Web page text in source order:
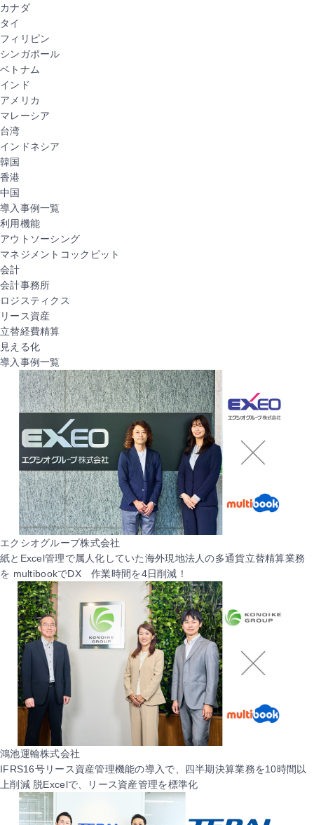
カナダ
タイ
フィリピン
シンガポール
ベトナム
インド
アメリカ
マレーシア
台湾
インドネシア
韓国
香港
中国
導入事例一覧
利用機能
アウトソーシング
マネジメントコックピット
会計
会計事務所
ロジスティクス
リース資産
立替経費精算
見える化
導入事例一覧
エクシオグループ株式会社
紙とExcel管理で属人化していた海外現地法人の多通貨立替精算業務
を multibookでDX 作業時間を4日削減！
鴻池運輸株式会社
IFRS16号リース資産管理機能の導入で、四半期決算業務を10時間以
上削減 脱Excelで、リース資産管理を標準化